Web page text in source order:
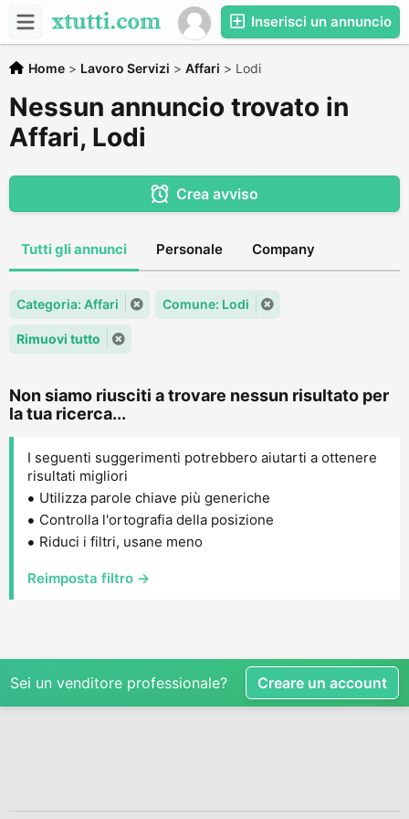
Inserisci un annuncio
Home > Lavoro Servizi > Affari > Lodi
Nessun annuncio trovato in
Affari, Lodi
Crea avviso
Tutti gli annunci Personale Company
Categoria: Affari Comune: Lodi
Rimuovi tutto
Non siamo riusciti a trovare nessun risultato per
la tua ricerca...
I seguenti suggerimenti potrebbero aiutarti a ottenere
risultati migliori
Utilizza parole chiave più generiche
Controlla l'ortografia della posizione
Riduci i filtri, usane meno
Reimposta filtro →
Sei un venditore professionale? Creare un account